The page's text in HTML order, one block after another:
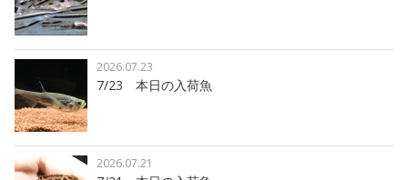
7/23 本日の入荷魚
2026.07.23
2026.07.21